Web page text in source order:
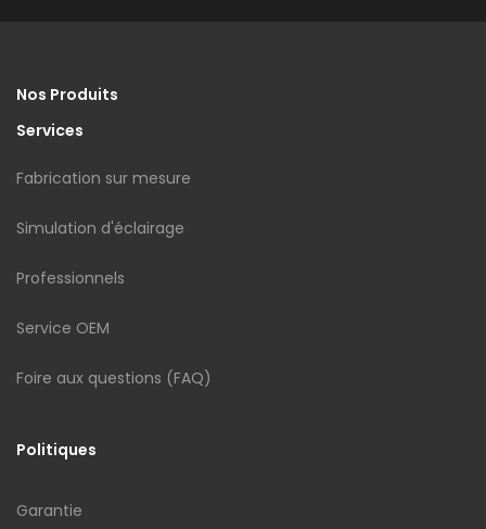
Nos Produits
Services
Fabrication sur mesure
Simulation d'éclairage
Professionnels
Service OEM
Foire aux questions (FAQ)
Politiques
Garantie